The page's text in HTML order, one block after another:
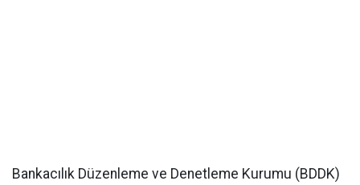
Bankacılık Düzenleme ve Denetleme Kurumu (BDDK)